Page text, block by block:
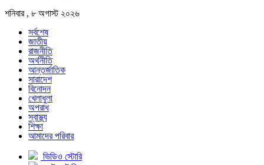
শনিবার , ৮ অগাস্ট ২০২৬
সর্বশেষ
জাতীয়
রাজনীতি
অর্থনীতি
আন্তর্জাতিক
সারাদেশ
বিনোদন
খেলাধুলা
অপরাধ
স্বাস্থ্য
শিক্ষা
আমাদের পরিবার
ভিডিও স্টোরি